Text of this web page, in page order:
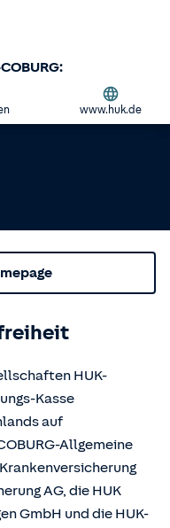
www.huk.de
HUK-
Kasse
auf
Allgemeine
AG, die HUK
GmbH und die HUK-